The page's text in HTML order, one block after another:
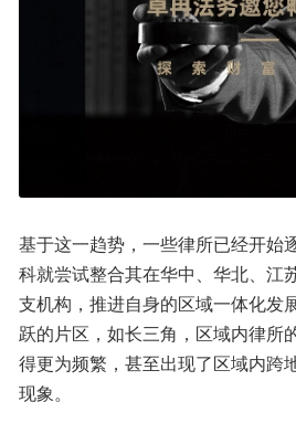
基于这一趋势，一些律所已经开始
科就尝试整合其在华中、华北、江
支机构，推进自身的区域一体化发
跃的片区，如长三角，区域内律所
得更为频繁，甚至出现了区域内跨
现象。